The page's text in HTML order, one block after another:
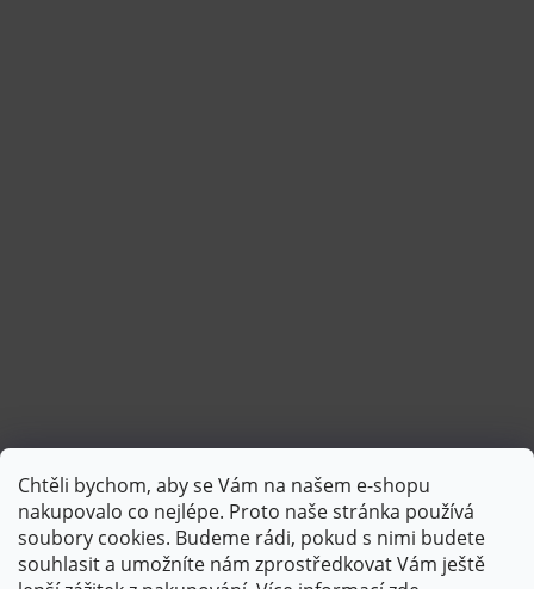
Chtěli bychom, aby se Vám na našem e-shopu
nakupovalo co nejlépe. Proto naše stránka používá
soubory cookies. Budeme rádi, pokud s nimi budete
souhlasit a umožníte nám zprostředkovat Vám ještě
Sledovat na Instagramu